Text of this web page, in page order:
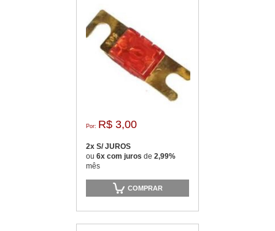
Por: R$ 3,00
2x S/ JUROS
ou 6x com juros de 2,99%
mês
COMPRAR